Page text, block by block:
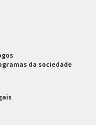
da sociedade